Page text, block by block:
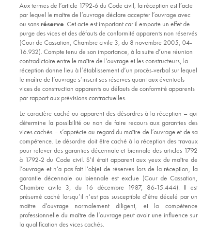
Aux termes de l’article 1792-6 du Code civil, la réception est l’acte
par lequel le maître de l’ouvrage déclare accepter l’ouvrage avec
ou sansréserve. Cet acte est important car il emporte un effet de
purge des vices et des défauts de conformité apparents non réservés
(Cour de Cassation, Chambre civile 3, du 8 novembre 2005, 04-
16.932). Compte tenu de son importance, à la suite d’une réunion
contradictoire entre le maître de l’ouvrage et les constructeurs, la
réception donne lieu à l’établissement d’un procès-verbal sur lequel
le maître de l’ouvrage s’inscrit ses réserves quant aux éventuels
vices de construction apparents ou défauts de conformité apparents
par rapport aux prévisions contractuelles.
Le caractère caché ou apparent des désordres à la réception – qui
détermine la possibilité ou non de faire recours aux garanties des
vices cachés – s’apprécie au regard du maître de l’ouvrage et de sa
compétence. Le désordre doit être caché à la réception des travaux
pour relever des garanties décennale et biennale des articles 1792
à 1792-2 du Code civil. S’il était apparent aux yeux du maître de
l’ouvrage et n’a pas fait l’objet de réserves lors de la réception, la
garantie décennale ou biennale est exclue (Cour de Cassation,
Chambre civile 3, du 16 décembre 1987, 86-15.444). Il est
présumé caché lorsqu’il n’est pas susceptible d’être décelé par un
maître d’ouvrage normalement diligent, et la compétence
professionnelle du maître de l’ouvrage peut avoir une influence sur
la qualification des vices cachés.